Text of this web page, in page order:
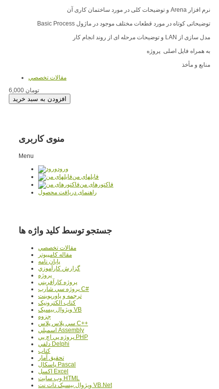
نرم افزار Arena و توضیحات کلی در مورد ساختمان کاری آن
توضیحاتی کوتاه در مورد قطعات مختلف موجود در ماژول Basic Process
مدل سازی از LAN و توضیحات مرحله ای از روند انجام کار
به همراه فایل اصلی پروژه
منابع و مأخذ
مقالات تخصصي
6,000 تومان
منوی کاربری
Menu
ورود
فایلهای من
فاکتورهای من
راهنمای دریافت محصول
جستجو توسط کلید واژه ها
مقالات تخصصي
مقاله کامپیوتر
پایان نامه
گزارش کارآموزي
پروژه
پروژه کارآفريني
پروژه سي شارپ C#
ترجمه و پاورپوينت
کتاب الکترونيک
ويژوال بيسيک VB
جزوه
سي پلاس پلاس C++
اسمبلي Assembly
پروژه پي اچ پي PHP
دلفي Delphi
کتاب
تحقيق آمار
پاسکال Pascal
اکسل Excel
وب سايت HTML
ويژوال بيسيک دات نت VB.Net